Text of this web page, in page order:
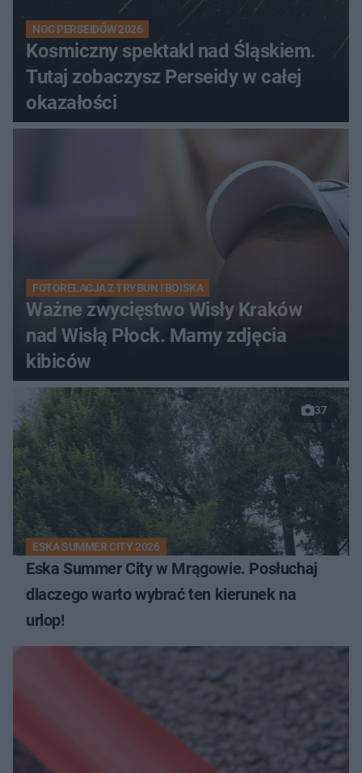
NOC PERSEIDÓW 2026
Kosmiczny spektakl nad Śląskiem.
Tutaj zobaczysz Perseidy w całej
okazałości
FOTORELACJA Z TRYBUN I BOISKA
Ważne zwycięstwo Wisły Kraków
nad Wisłą Płock. Mamy zdjęcia
kibiców
37
ESKA SUMMER CITY 2026
Eska Summer City w Mrągowie. Posłuchaj
dlaczego warto wybrać ten kierunek na
urlop!